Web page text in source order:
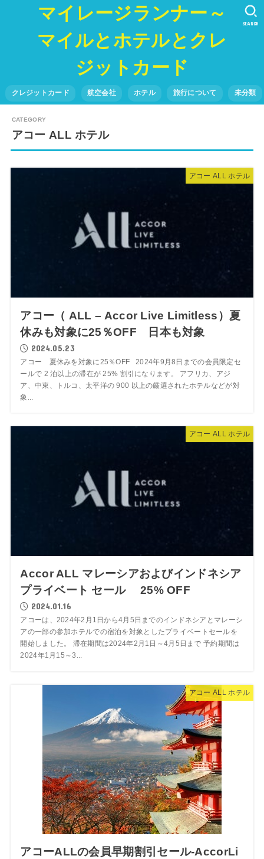
マイレージランナー～
マイルとホテルとクレ
ジットカード
クレジットカード 航空会社 ホテル 旅行について 未分類
SEARCH
アコー ALL ホテル
アコー ALL ホテル
アコー（ ALL – Accor Live Limitless）夏
休みも対象に25％OFF 日本も対象
2024.05.23
アコー 夏休みを対象に25％OFF 2024年9月8日までの会員限定セ
ールで 2 泊以上の滞在が 25% 割引になります。 アフリカ、アジ
ア、中東、トルコ、太平洋の 900 以上の厳選されたホテルなどが対
象...
アコー ALL ホテル
Accor ALL マレーシアおよびインドネシア
プライベート セール 25% OFF
2024.01.16
アコーは、2024年2月1日から4月5日までのインドネシアとマレーシ
アの一部の参加ホテルでの宿泊を対象としたプライベートセールを
開始しました。 滞在期間は2024年2月1日～4月5日まで 予約期間は
2024年1月15～3...
アコー ALL ホテル
アコーALLの会員早期割引セール-AccorLi